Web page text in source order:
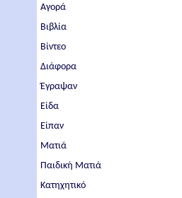
Αγορά
Βιβλία
Βίντεο
Διάφορα
Έγραψαν
Είδα
Είπαν
Ματιά
Παιδική Ματιά
Κατηχητικό